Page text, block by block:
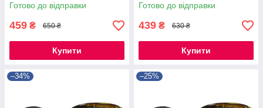
Готово до відправки
459 ₴ 650 ₴
Купити
Готово до відправки
439 ₴ 630 ₴
Купити
–34% –25%